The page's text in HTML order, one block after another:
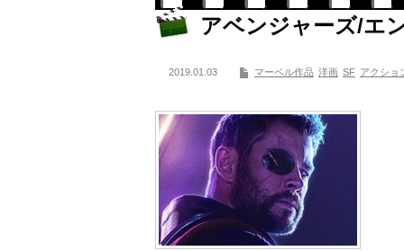
アベンジャーズ/エ
2019.01.03 マーベル作品 洋画 SF アクショ